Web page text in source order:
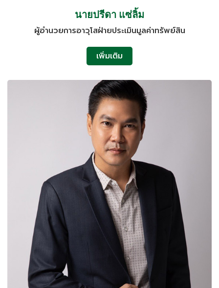
นายปรีดา แซ่ลิ้ม
ผู้อำนวยการอาวุโสฝ่ายประเมินมูลค่าทรัพย์สิน
เพิ่มเติม